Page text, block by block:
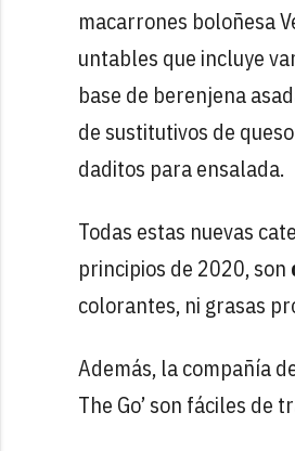
macarrones boloñesa
untables que incluye
base de berenjena
de sustitutivos de
daditos para ensalada.
Todas estas nuevas
principios de 2020, son
colorantes, ni grasas
Además, la compañía
The Go’ son fáciles de